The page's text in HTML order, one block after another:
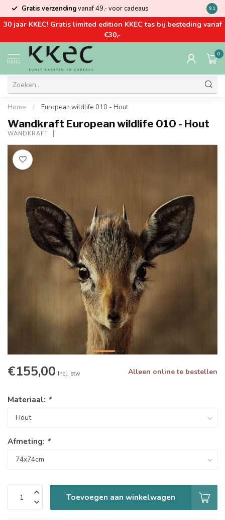
Gratis verzendingvanaf 49,- voor cadeaus Kom
9.1
30 jaar KKEC! Gratis limited edition KKEC tas bij besteding vanaf
€30,-
MENU
0
Home / European wildlife 010 - Hout
Wandkraft European wildlife 010 - Hout
WANDKRAFT
€155,00 Incl. btw Alleen online te bestellen
Materiaal: *
Afmeting: *
Toevoegen aan winkelwagen